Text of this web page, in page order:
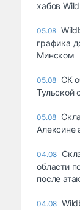
хабов
05.08
графика
Минском
05.08 СК
Тульской
05.08
Алексине
04.08
области
после
04.08